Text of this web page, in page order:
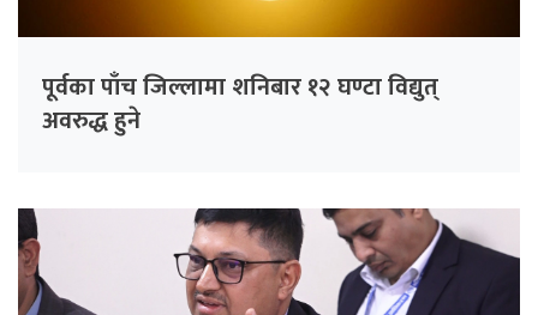
पूर्वका पाँच जिल्लामा शनिबार १२ घण्टा विद्युत्
अवरुद्ध हुने